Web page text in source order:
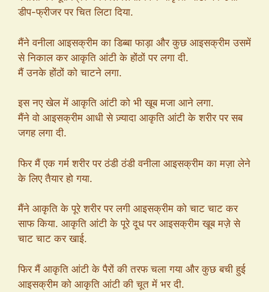
डीप-फ्रीजर पर चित लिटा दिया.
मैंने वनीला आइसक्रीम का डिब्बा फाड़ा और कुछ आइसक्रीम उसमें
से निकाल कर आकृति आंटी के होंठों पर लगा दी.
मैं उनके होंठों को चाटने लगा.
इस नए खेल में आकृति आंटी को भी खूब मजा आने लगा.
मैंने वो आइसक्रीम आधी से ज़्यादा आकृति आंटी के शरीर पर सब
जगह लगा दी.
फिर मैं एक गर्म शरीर पर ठंडी ठंडी वनीला आइसक्रीम का मज़ा लेने
के लिए तैयार हो गया.
मैंने आकृति के पूरे शरीर पर लगी आइसक्रीम को चाट चाट कर
साफ किया. आकृति आंटी के पूरे दूध पर आइसक्रीम खूब मज़े से
चाट चाट कर खाई.
फिर मैं आकृति आंटी के पैरों की तरफ चला गया और कुछ बची हुई
आइसक्रीम को आकृति आंटी की चूत में भर दी.